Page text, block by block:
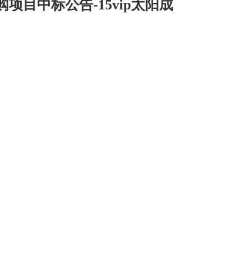
项目中标公告-15vip太阳成